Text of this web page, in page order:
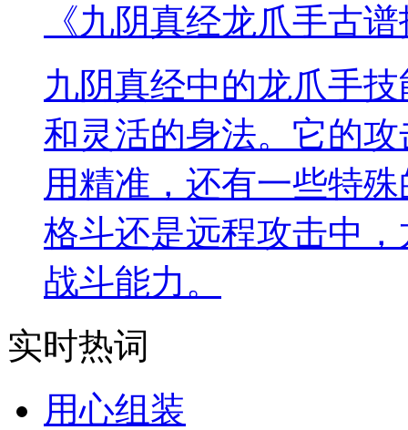
《九阴真经龙爪手古
九阴真经中的龙爪手
和灵活的身法。它的
用精准，还有一些特
格斗还是远程攻击中
战斗能力。
实时热词
用心组装